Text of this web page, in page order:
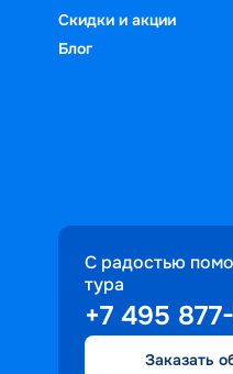
семейных пар с
всех возрастов,
увлеченных
для себя
— перечислять
скучать,
сделать досуг
Скидки и акции
Блог
С радостью
тура
+7 495
Заказать